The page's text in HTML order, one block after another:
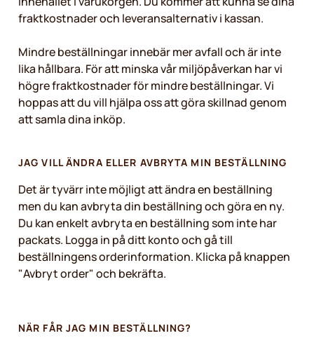
fraktkostnader och leveransalternativ i kassan.
Mindre beställningar innebär mer avfall och är inte
lika hållbara. För att minska vår miljöpåverkan har vi
högre fraktkostnader för mindre beställningar. Vi
hoppas att du vill hjälpa oss att göra skillnad genom
att samla dina inköp.
JAG VILL ÄNDRA ELLER AVBRYTA MIN BESTÄLLNING
Det är tyvärr inte möjligt att ändra en beställning
men du kan avbryta din beställning och göra en ny.
Du kan enkelt avbryta en beställning som inte har
packats. Logga in på ditt konto och gå till
beställningens orderinformation. Klicka på knappen
"Avbryt order" och bekräfta.
NÄR FÅR JAG MIN BESTÄLLNING?